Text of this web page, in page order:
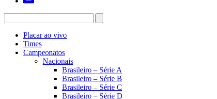
Placar ao vivo
Times
Campeonatos
Nacionais
Brasileiro – Série A
Brasileiro – Série B
Brasileiro – Série C
Brasileiro – Série D